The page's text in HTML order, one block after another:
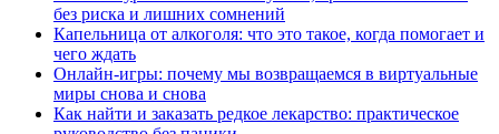
без риска и лишних сомнений
Капельница от алкоголя: что это такое, когда помогает и
чего ждать
Онлайн-игры: почему мы возвращаемся в виртуальные
миры снова и снова
Как найти и заказать редкое лекарство: практическое